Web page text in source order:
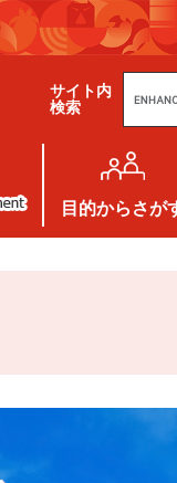
サイト内
検索
g
e
カ
タ
ム
検
目的からさが